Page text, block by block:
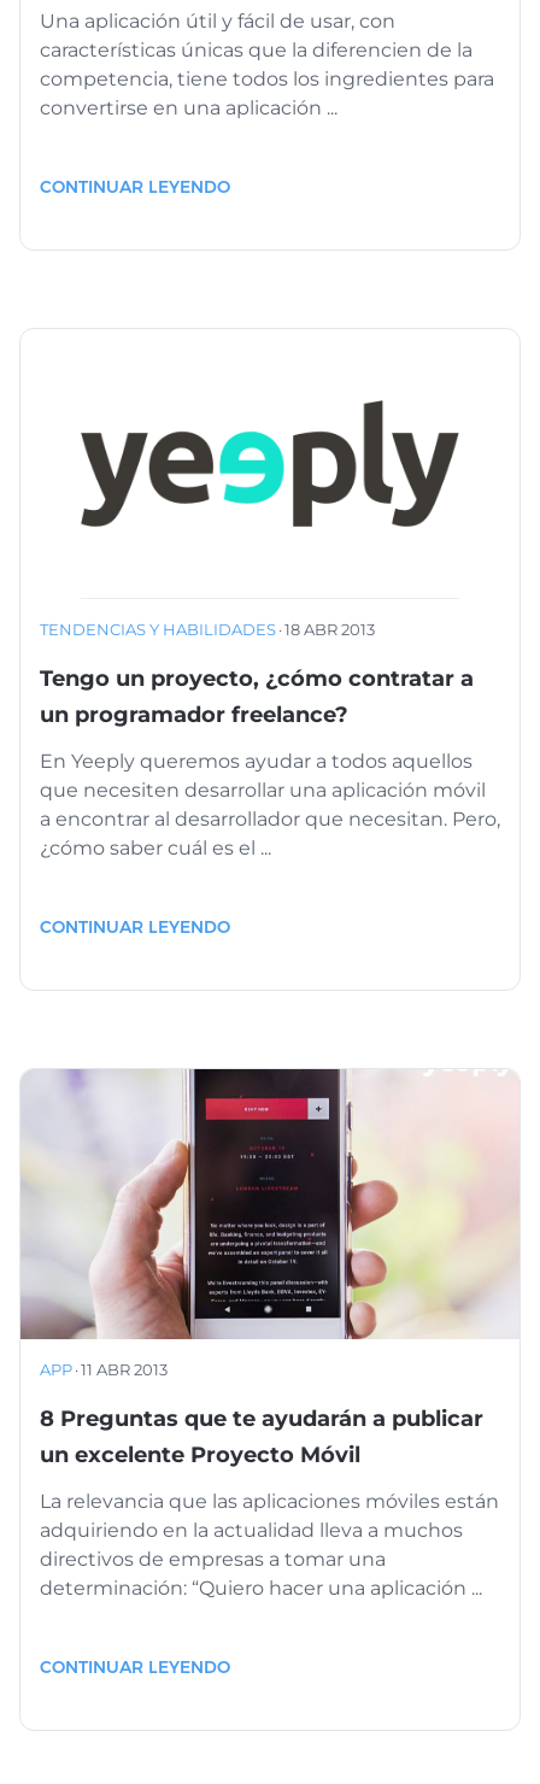
Una aplicación útil y fácil de usar, con
características únicas que la diferencien de la
competencia, tiene todos los ingredientes para
convertirse en una aplicación ...
CONTINUAR LEYENDO
TENDENCIAS Y HABILIDADES·18 ABR 2013
Tengo un proyecto, ¿cómo contratar a
un programador freelance?
En Yeeply queremos ayudar a todos aquellos
que necesiten desarrollar una aplicación móvil
a encontrar al desarrollador que necesitan. Pero,
¿cómo saber cuál es el ...
CONTINUAR LEYENDO
APP·11 ABR 2013
8 Preguntas que te ayudarán a publicar
un excelente Proyecto Móvil
La relevancia que las aplicaciones móviles están
adquiriendo en la actualidad lleva a muchos
directivos de empresas a tomar una
determinación: “Quiero hacer una aplicación ...
CONTINUAR LEYENDO